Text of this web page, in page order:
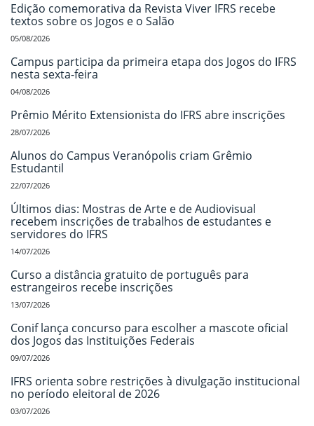
Edição comemorativa da Revista Viver IFRS recebe
textos sobre os Jogos e o Salão
05/08/2026
Campus participa da primeira etapa dos Jogos do IFRS
nesta sexta-feira
04/08/2026
Prêmio Mérito Extensionista do IFRS abre inscrições
28/07/2026
Alunos do Campus Veranópolis criam Grêmio
Estudantil
22/07/2026
Últimos dias: Mostras de Arte e de Audiovisual
recebem inscrições de trabalhos de estudantes e
servidores do IFRS
14/07/2026
Curso a distância gratuito de português para
estrangeiros recebe inscrições
13/07/2026
Conif lança concurso para escolher a mascote oficial
dos Jogos das Instituições Federais
09/07/2026
IFRS orienta sobre restrições à divulgação institucional
no período eleitoral de 2026
03/07/2026